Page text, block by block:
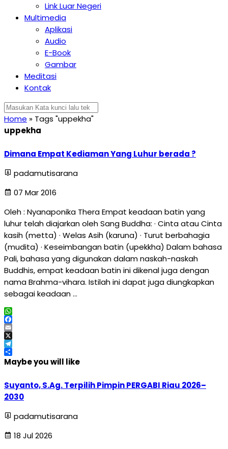
Link Luar Negeri
Multimedia
Aplikasi
Audio
E-Book
Gambar
Meditasi
Kontak
Home » Tags "uppekha"
uppekha
Dimana Empat Kediaman Yang Luhur berada ?
padamutisarana
07 Mar 2016
Oleh : Nyanaponika Thera Empat keadaan batin yang
luhur telah diajarkan oleh Sang Buddha: · Cinta atau Cinta
kasih (metta) · Welas Asih (karuna) · Turut berbahagia
(mudita) · Keseimbangan batin (upekkha) Dalam bahasa
Pali, bahasa yang digunakan dalam naskah-naskah
Buddhis, empat keadaan batin ini dikenal juga dengan
nama Brahma-vihara. Istilah ini dapat juga diungkapkan
sebagai keadaan …
WhatsApp
Facebook
Email
X
Telegram
Share
Maybe you will like
Suyanto, S.Ag. Terpilih Pimpin PERGABI Riau 2026–
2030
padamutisarana
18 Jul 2026